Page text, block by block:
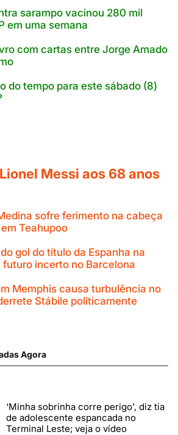
sarampo vacinou 280 mil
em uma semana
com cartas entre Jorge Amado
do tempo para este sábado (8)
Messi aos 68 anos
sofre ferimento na cabeça
Teahupoo
gol do título da Espanha na
futuro incerto no Barcelona
Memphis causa turbulência no
Stábile politicamente
Agora
‘Minha sobrinha corre perigo', diz tia
de adolescente espancada no
Terminal Leste; veja o vídeo